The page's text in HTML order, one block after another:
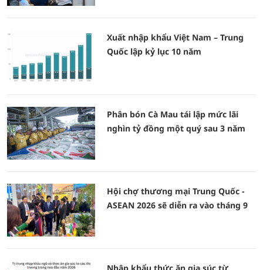
Xuất nhập khẩu Việt Nam – Trung
Quốc lập kỷ lục 10 năm
Phân bón Cà Mau tái lập mức lãi
nghìn tỷ đồng một quý sau 3 năm
Hội chợ thương mại Trung Quốc -
ASEAN 2026 sẽ diễn ra vào tháng 9